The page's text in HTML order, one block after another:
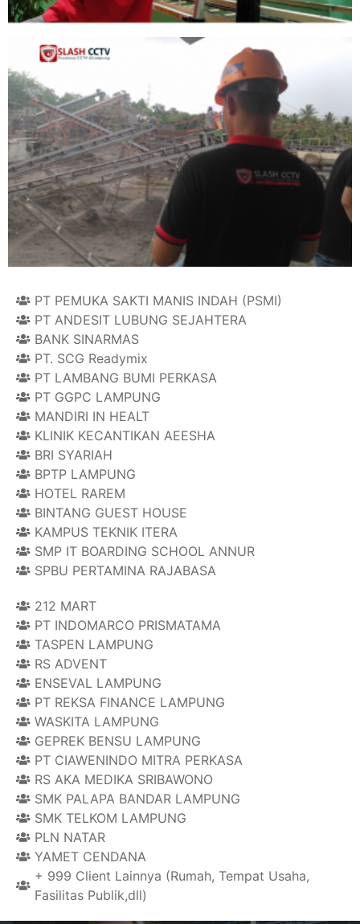
PT PEMUKA SAKTI MANIS INDAH (PSMI)
PT ANDESIT LUBUNG SEJAHTERA
BANK SINARMAS
PT. SCG Readymix
PT LAMBANG BUMI PERKASA
PT GGPC LAMPUNG
MANDIRI IN HEALT
KLINIK KECANTIKAN AEESHA
BRI SYARIAH
BPTP LAMPUNG
HOTEL RAREM
BINTANG GUEST HOUSE
KAMPUS TEKNIK ITERA
SMP IT BOARDING SCHOOL ANNUR
SPBU PERTAMINA RAJABASA
212 MART
PT INDOMARCO PRISMATAMA
TASPEN LAMPUNG
RS ADVENT
ENSEVAL LAMPUNG
PT REKSA FINANCE LAMPUNG
WASKITA LAMPUNG
GEPREK BENSU LAMPUNG
PT CIAWENINDO MITRA PERKASA
RS AKA MEDIKA SRIBAWONO
SMK PALAPA BANDAR LAMPUNG
SMK TELKOM LAMPUNG
PLN NATAR
YAMET CENDANA
+ 999 Client Lainnya (Rumah, Tempat Usaha,
Fasilitas Publik,dll)